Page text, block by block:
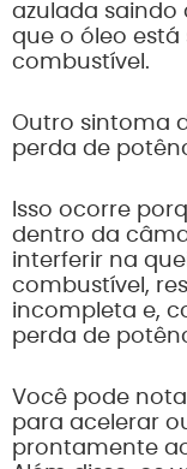
azulada saindo
que o óleo
combustível.
Outro sintoma
perda de
Isso ocorre
dentro da
interferir na
combustível,
incompleta e,
perda de
Você pode
para acelerar
prontamente